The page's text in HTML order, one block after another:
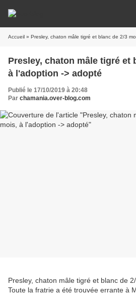
Accueil » Presley, chaton mâle tigré et blanc de 2/3
Presley, chaton mâle tigré et
à l'adoption -> adopté
Publié le 17/10/2019 à 20:48
Par chamania.over-blog.com
Presley, chaton mâle tigré et blanc de
Toute la fratrie a été trouvée errante à